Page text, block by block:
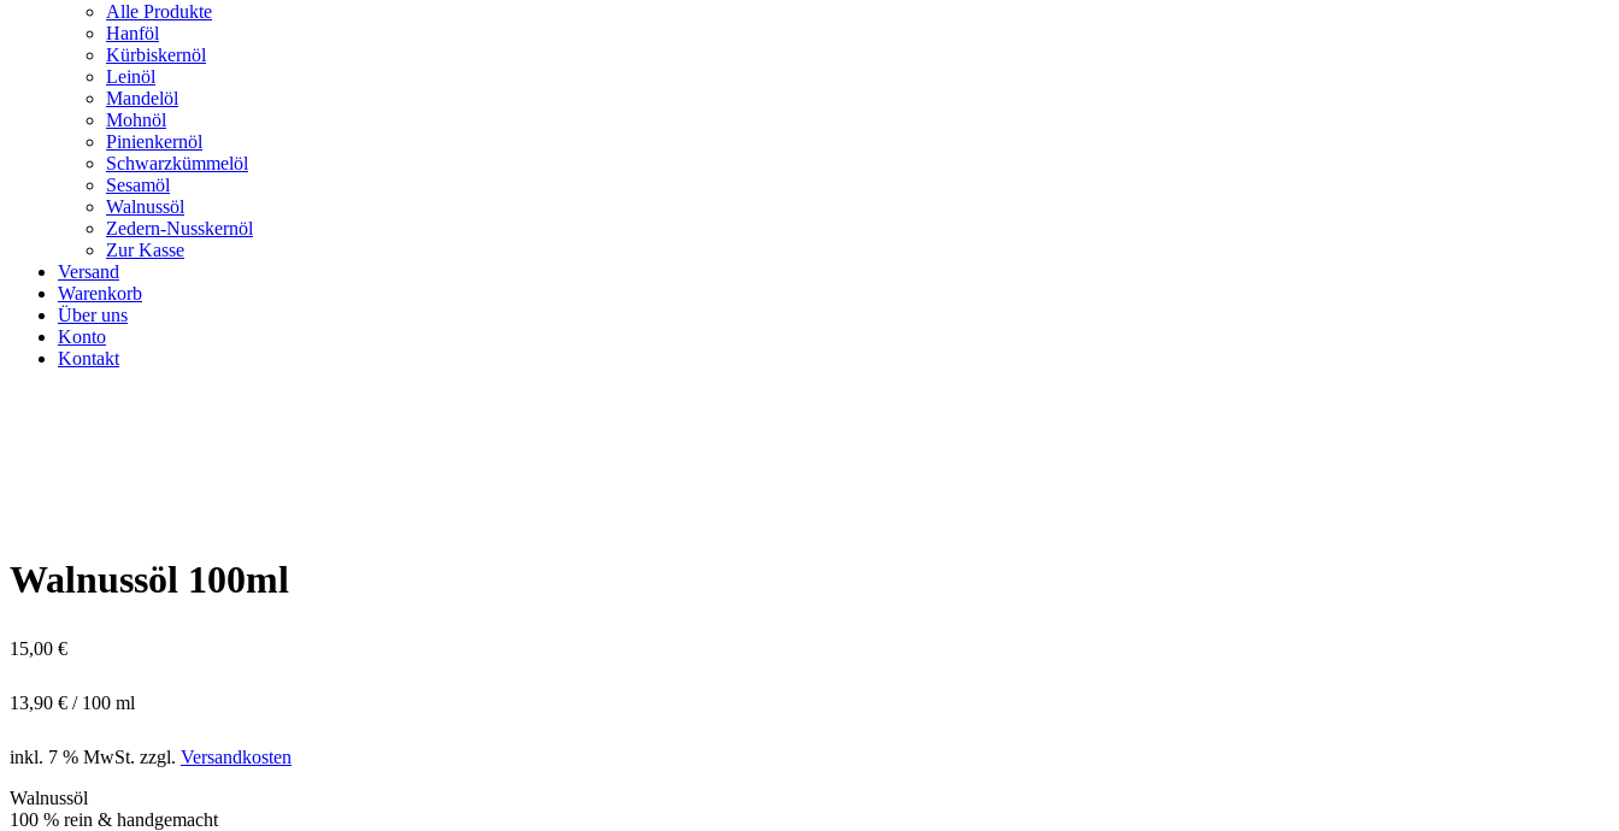
Alle Produkte
Hanföl
Kürbiskernöl
Leinöl
Mandelöl
Mohnöl
Pinienkernöl
Schwarzkümmelöl
Sesamöl
Walnussöl
Zedern-Nusskernöl
Zur Kasse
Versand
Warenkorb
Über uns
Konto
Kontakt
Walnussöl 100ml
15,00 €
13,90 € / 100 ml
inkl. 7 % MwSt. zzgl. Versandkosten
Walnussöl
100 % rein & handgemacht